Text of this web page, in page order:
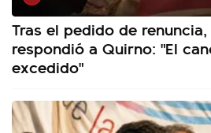
Tras el pedido de
respondió a Quirno: "El
excedido"